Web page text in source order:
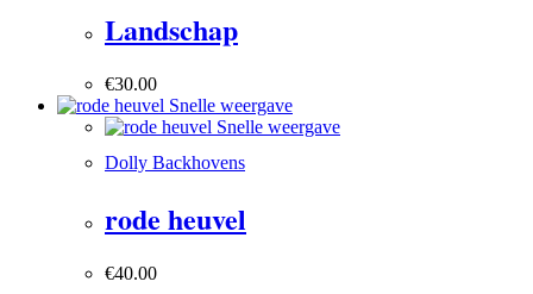
Landschap
€30.00
Snelle weergave
Snelle weergave
Dolly Backhovens
rode heuvel
€40.00